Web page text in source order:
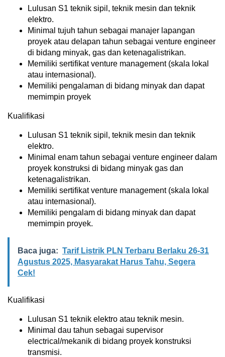
Lulusan S1 teknik sipil, teknik mesin dan teknik
elektro.
Minimal tujuh tahun sebagai manajer lapangan
proyek atau delapan tahun sebagai venture engineer
di bidang minyak, gas dan ketenagalistrikan.
Memiliki sertifikat venture management (skala lokal
atau internasional).
Memiliki pengalaman di bidang minyak dan dapat
memimpin proyek
Kualifikasi
Lulusan S1 teknik sipil, teknik mesin dan teknik
elektro.
Minimal enam tahun sebagai venture engineer dalam
proyek konstruksi di bidang minyak gas dan
ketenagalistrikan.
Memiliki sertifikat venture management (skala lokal
atau internasional).
Memiliki pengalam di bidang minyak dan dapat
memimpin proyek.
Baca juga: Tarif Listrik PLN Terbaru Berlaku 26-31
Agustus 2025, Masyarakat Harus Tahu, Segera
Cek!
Kualifikasi
Lulusan S1 teknik elektro atau teknik mesin.
Minimal dau tahun sebagai supervisor
electrical/mekanik di bidang proyek konstruksi
transmisi.